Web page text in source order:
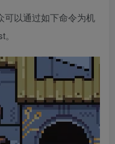
可以通过如下命令为机